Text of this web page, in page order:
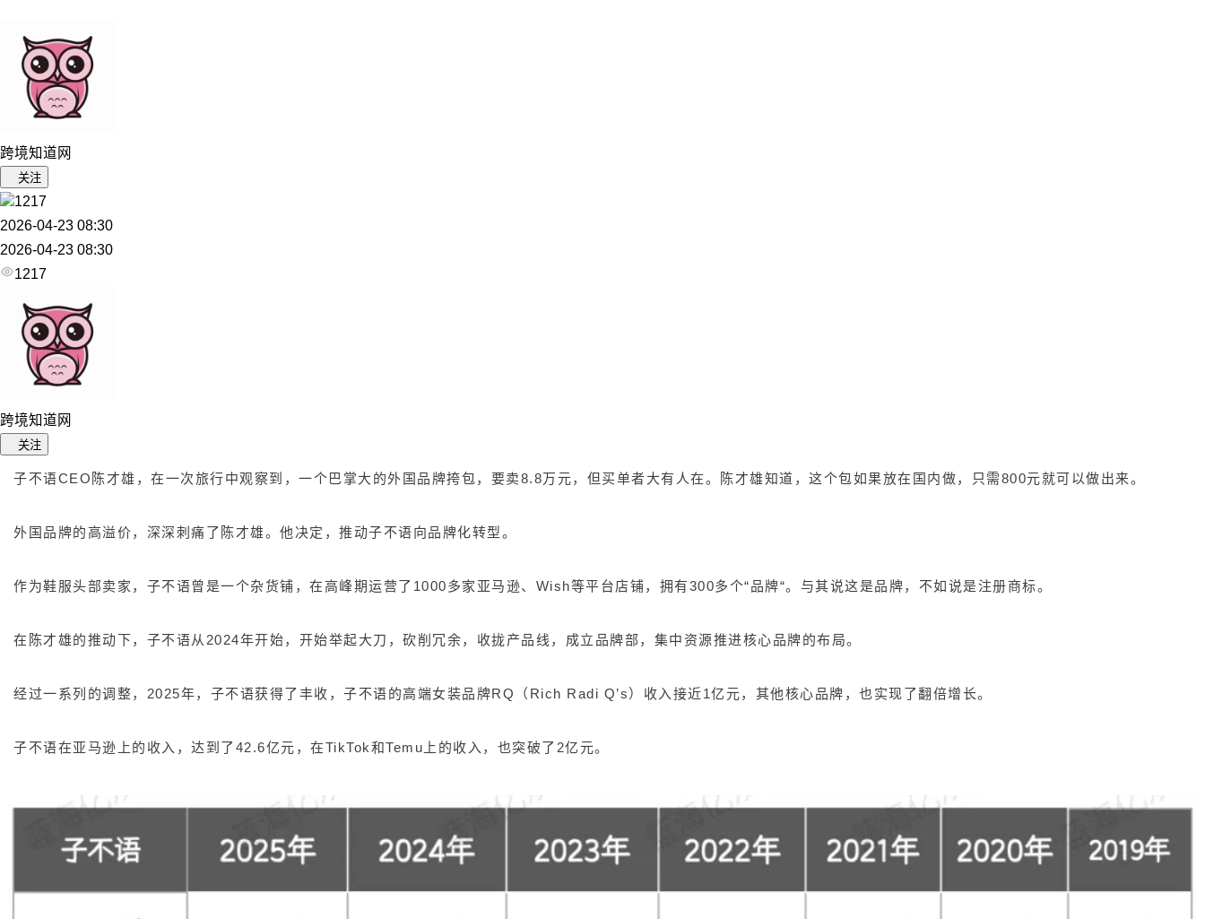
跨境知道网
关注
1217
2026-04-23 08:30
2026-04-23 08:30
1217
跨境知道网
关注
子不语CEO陈才雄，在一次旅行中观察到，一个巴掌大的外国品牌挎包，要卖8.8万元，但买单者大有人在。陈才雄知道，这个包如果放在国内做，只需800元就可以做出来。
外国品牌的高溢价，深深刺痛了陈才雄。他决定，推动子不语向品牌化转型。
作为鞋服头部卖家，子不语曾是一个杂货铺，在高峰期运营了1000多家亚马逊、Wish等平台店铺，拥有300多个“品牌“。与其说这是品牌，不如说是注册商标。
在陈才雄的推动下，子不语从2024年开始，开始举起大刀，砍削冗余，收拢产品线，成立品牌部，集中资源推进核心品牌的布局。
经过一系列的调整，2025年，子不语获得了丰收，子不语的高端女装品牌RQ（Rich Radi Q’s）收入接近1亿元，其他核心品牌，也实现了翻倍增长。
子不语在亚马逊上的收入，达到了42.6亿元，在TikTok和Temu上的收入，也突破了2亿元。